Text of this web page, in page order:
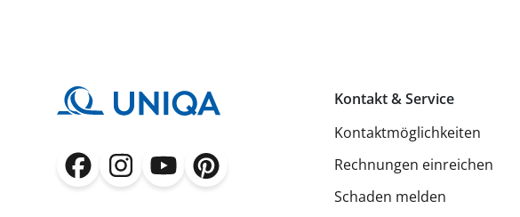
Kontakt & Service
Kontaktmöglichkeiten
Rechnungen einreichen
Schaden melden